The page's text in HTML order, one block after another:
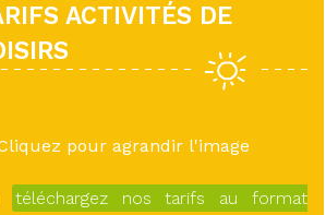
ACTIVITÉS DE
pour agrandir l'image
téléchargez nos tarifs au format